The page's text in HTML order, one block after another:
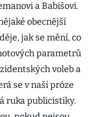
a Babišovi.
obecnější
jak se mění, co
parametrů
voleb a
se v naší próze
ruka publicistiky.